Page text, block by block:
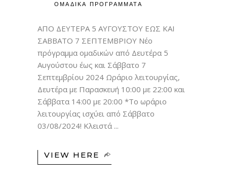
ΟΜΑΔΙΚΑ ΠΡΟΓΡΑΜΜΑΤΑ
ΑΠΟ ΔΕΥΤΕΡΑ 5 ΑΥΓΟΥΣΤΟΥ ΕΩΣ ΚΑΙ
ΣΑΒΒΑΤΟ 7 ΣΕΠΤΕΜΒΡΙΟΥ Νέο
πρόγραμμα ομαδικών από Δευτέρα 5
Αυγούστου έως και Σάββατο 7
Σεπτεμβρίου 2024 Ωράριο λειτουργίας,
Δευτέρα με Παρασκευή 10:00 με 22:00 και
Σάββατα 14:00 με 20:00 *Το ωράριο
λειτουργίας ισχύει από Σάββατο
03/08/2024! Κλειστά
VIEW HERE